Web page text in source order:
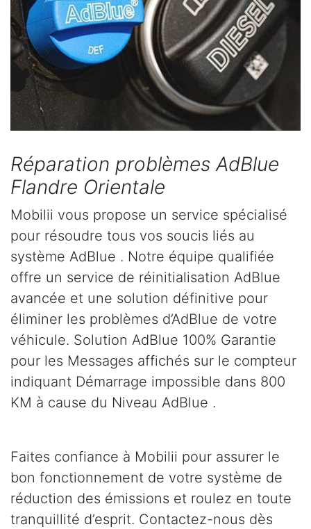
Réparation problèmes AdBlue
Flandre Orientale
Mobilii vous propose un service spécialisé
pour résoudre tous vos soucis liés au
système AdBlue . Notre équipe qualifiée
offre un service de réinitialisation AdBlue
avancée et une solution définitive pour
éliminer les problèmes d’AdBlue de votre
véhicule. Solution AdBlue 100% Garantie
pour les Messages affichés sur le compteur
indiquant Démarrage impossible dans 800
KM à cause du Niveau AdBlue .
Faites confiance à Mobilii pour assurer le
bon fonctionnement de votre système de
réduction des émissions et roulez en toute
tranquillité d’esprit. Contactez-nous dès